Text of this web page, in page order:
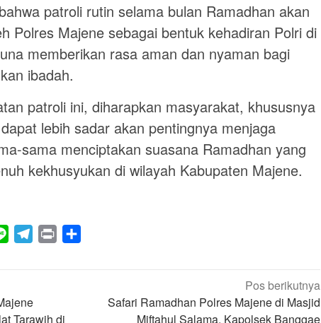
patroli rutin selama bulan Ramadhan akan
Polres Majene sebagai bentuk kehadiran Polri di
memberikan rasa aman dan nyaman bagi
ibadah.
patroli ini, diharapkan masyarakat, khususnya
lebih sadar akan pentingnya menjaga
sama menciptakan suasana Ramadhan yang
kekhusyukan di wilayah Kabupaten Majene.
Line Telegram
Print
Tarawih di
Pos berikutnya
Safari Ramadhan Polres Majene di Masjid
Miftahul Salama, Kapolsek Banggae